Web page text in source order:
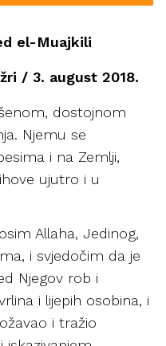
el-Muajkili
/ 3. august 2018.
dostojnom
Njemu se
i na Zemlji,
ujutro i u
Allaha, Jedinog,
i svjedočim da je
Njegov rob i
i lijepih osobina, i
i tražio